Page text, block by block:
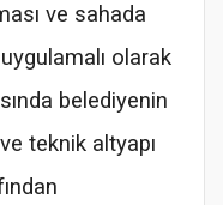
ve sahada
olarak
belediyenin
teknik altyapı